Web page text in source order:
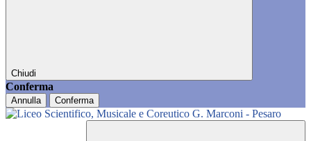
Chiudi
Conferma
Annulla Conferma